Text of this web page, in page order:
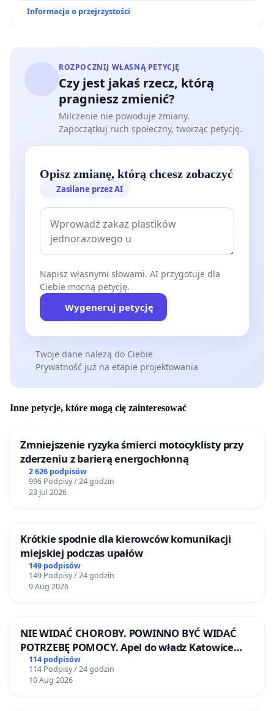
Informacja o przejrzystości
ROZPOCZNIJ WŁASNĄ PETYCJĘ
Czy jest jakaś rzecz, którą
pragniesz zmienić?
Milczenie nie powoduje zmiany.
Zapoczątkuj ruch społeczny, tworząc petycję.
Opisz zmianę, którą chcesz zobaczyć
Zasilane przez AI
Napisz własnymi słowami. AI przygotuje dla
Ciebie mocną petycję.
Wygeneruj petycję
Twoje dane należą do Ciebie
Prywatność już na etapie projektowania
Inne petycje, które mogą cię zainteresować
Zmniejszenie ryzyka śmierci motocyklisty przy
zderzeniu z barierą energochłonną
2 626 podpisów
996 Podpisy / 24 godzin
23 Jul 2026
Krótkie spodnie dla kierowców komunikacji
miejskiej podczas upałów
149 podpisów
149 Podpisy / 24 godzin
9 Aug 2026
NIE WIDAĆ CHOROBY. POWINNO BYĆ WIDAĆ
POTRZEBĘ POMOCY. Apel do władz Katowice
Airport o przystąpienie do programu HIDDEN
DISABILITIES SUNFLOWER – SŁONECZNIK –
UKRYTE NIEPEŁNOSPRAWNOŚCI
114 podpisów
114 Podpisy / 24 godzin
10 Aug 2026